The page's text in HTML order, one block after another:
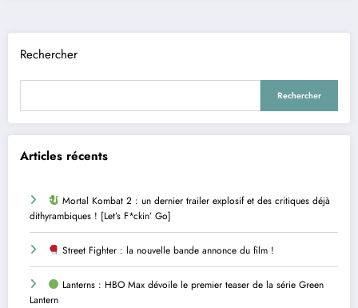
Rechercher
Rechercher
Articles récents
Mortal Kombat 2 : un dernier trailer explosif et des critiques déjà
dithyrambiques ! [Let’s F*ckin’ Go]
Street Fighter : la nouvelle bande annonce du film !
Lanterns : HBO Max dévoile le premier teaser de la série Green
Lantern